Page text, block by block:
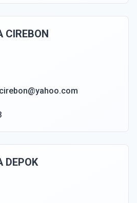
CIREBON
DEPOK